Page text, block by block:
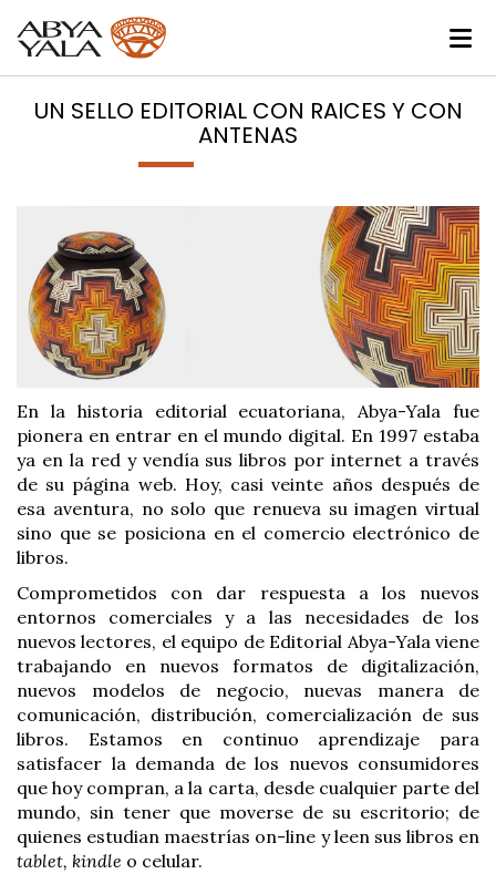
UN SELLO EDITORIAL CON RAICES Y CON
ANTENAS
En la historia editorial ecuatoriana, Abya-Yala fue
pionera en entrar en el mundo digital. En 1997 estaba
ya en la red y vendía sus libros por internet a través
de su página web. Hoy, casi veinte años después de
esa aventura, no solo que renueva su imagen virtual
sino que se posiciona en el comercio electrónico de
libros.
Comprometidos con dar respuesta a los nuevos
entornos comerciales y a las necesidades de los
nuevos lectores, el equipo de Editorial Abya-Yala viene
trabajando en nuevos formatos de digitalización,
nuevos modelos de negocio, nuevas manera de
comunicación, distribución, comercialización de sus
libros. Estamos en continuo aprendizaje para
satisfacer la demanda de los nuevos consumidores
que hoy compran, a la carta, desde cualquier parte del
mundo, sin tener que moverse de su escritorio; de
quienes estudian maestrías on-line y leen sus libros en
tablet, kindle o celular.